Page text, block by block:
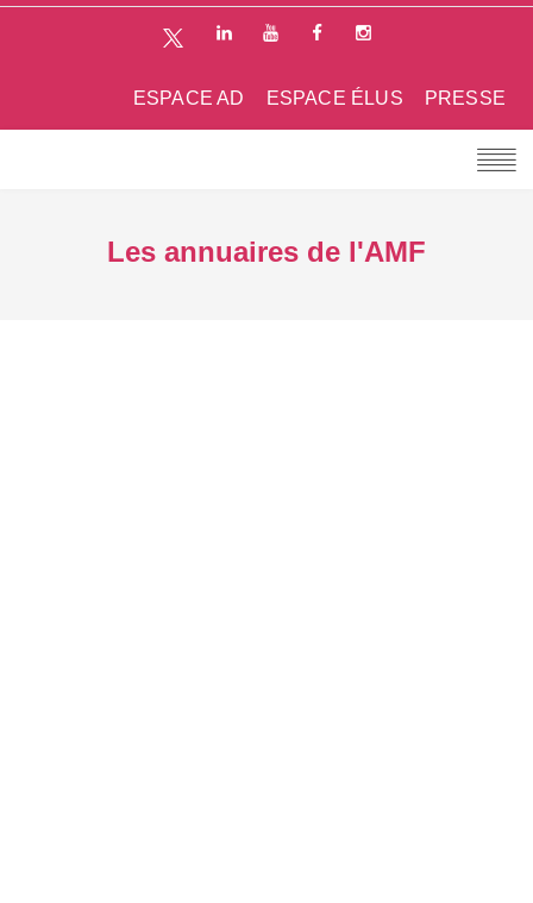
PRESSE
ESPACE ÉLUS
ESPACE AD
Les annuaires de l'AMF